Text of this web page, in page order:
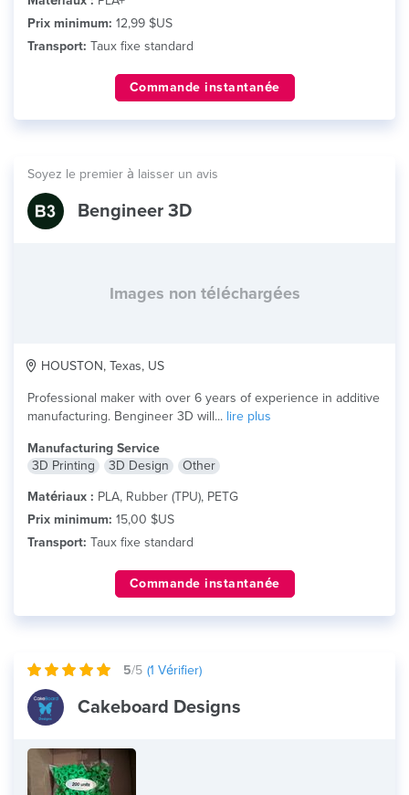
Prix minimum: 12,99 $US
Transport: Taux fixe standard
Commande instantanée
Soyez le premier à laisser un avis
Bengineer 3D
Images non téléchargées
HOUSTON, Texas, US
Professional maker with over 6 years of experience in additive
manufacturing. Bengineer 3D will... lire plus
Manufacturing Service
3D Printing
3D Design
Other
Matériaux : PLA, Rubber (TPU), PETG
Prix minimum: 15,00 $US
Transport: Taux fixe standard
Commande instantanée
5/5 (1 Vérifier)
Cakeboard Designs